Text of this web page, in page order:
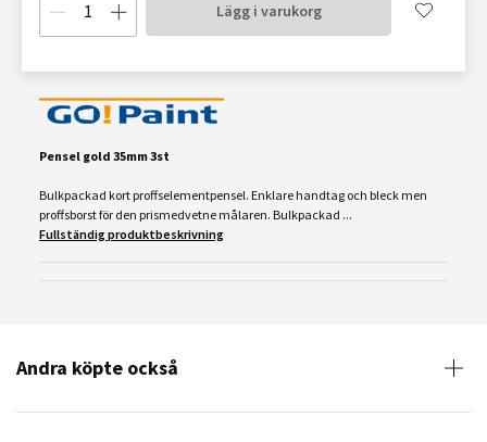
Lägg i varukorg
Pensel gold 35mm 3st
Bulkpackad kort proffselementpensel. Enklare handtag och bleck men
proffsborst för den prismedvetne målaren. Bulkpackad ...
Fullständig produktbeskrivning
Andra köpte också